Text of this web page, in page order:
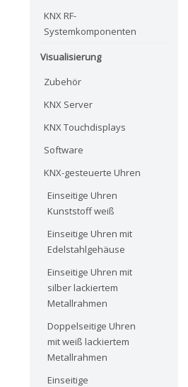
KNX RF-
Systemkomponenten
Visualisierung
Zubehör
KNX Server
KNX Touchdisplays
Software
KNX-gesteuerte Uhren
Einseitige Uhren
Kunststoff weiß
Einseitige Uhren mit
Edelstahlgehäuse
Einseitige Uhren mit
silber lackiertem
Metallrahmen
Doppelseitige Uhren
mit weiß lackiertem
Metallrahmen
Einseitige